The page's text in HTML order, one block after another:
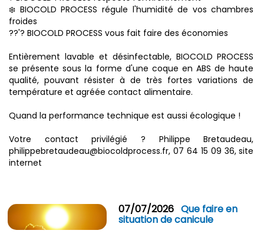
❄️ BIOCOLD PROCESS régule l'humidité de vos chambres
froides
??'? BIOCOLD PROCESS vous fait faire des économies
Entièrement lavable et désinfectable, BIOCOLD PROCESS
se présente sous la forme d'une coque en ABS de haute
qualité, pouvant résister à de très fortes variations de
température et agréée contact alimentaire.
Quand la performance technique est aussi écologique !
Votre contact privilégié ? Philippe Bretaudeau,
philippebretaudeau@biocoldprocess.fr, 07 64 15 09 36, site
internet
07/07/2026 Que faire en
situation de canicule